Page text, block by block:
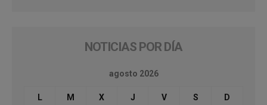
NOTICIAS POR DÍA
agosto 2026
L M X J V S D